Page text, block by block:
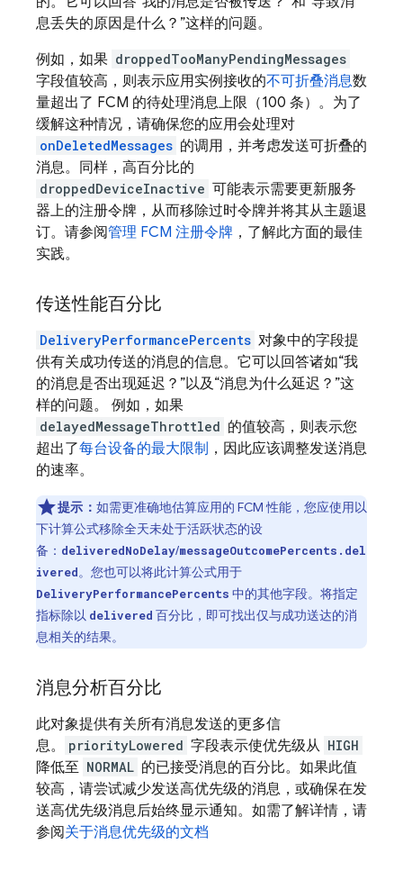
息丢失的原因是什么？”这样的问题。
例如，如果 droppedTooManyPendingMessages
字段值较高，则表示应用实例接收的不可折叠消息数
量超出了 FCM 的待处理消息上限（100 条）。为了
缓解这种情况，请确保您的应用会处理对
onDeletedMessages 的调用，并考虑发送可折叠的
消息。同样，高百分比的
droppedDeviceInactive 可能表示需要更新服务
器上的注册令牌，从而移除过时令牌并将其从主题退
订。请参阅管理 FCM 注册令牌 ，了解此方面的最佳
实践。
传送性能百分比
DeliveryPerformancePercents 对象中的字段提
供有关成功传送的消息的信息。它可以回答诸如“我
的消息是否出现延迟？”以及“消息为什么延迟？”这
样的问题。 例如，如果
delayedMessageThrottled 的值较高，则表示您
超出了每台设备的最大限制 ，因此应该调整发送消息
的速率。
提示： 如需更准确地估算应用的 FCM 性能，您应使用以
下计算公式移除全天未处于活跃状态的设
备： deliveredNoDelay/messageOutcomePercents.del
ivered。您也可以将此计算公式用于
DeliveryPerformancePercents 中的其他字段。将指定
指标除以 delivered 百分比，即可找出仅与成功送达的消
息相关的结果。
消息分析百分比
此对象提供有关所有消息发送的更多信
息。
priorityLowered 字段表示使优先级从 HIGH
降低至 NORMAL 的已接受消息的百分比。如果此值
较高，请尝试减少发送高优先级的消息，或确保在发
送高优先级消息后始终显示通知。如需了解详情，请
参阅关于消息优先级的文档